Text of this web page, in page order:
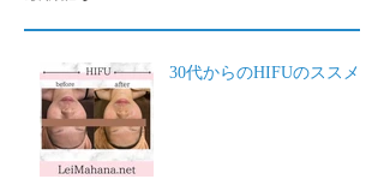
30代からのHIFUのススメ